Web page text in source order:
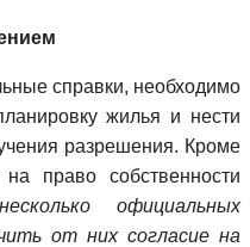
справки, необходимо
жилья и нести
разрешения. Кроме
на право собственности
официальных
от них согласие на